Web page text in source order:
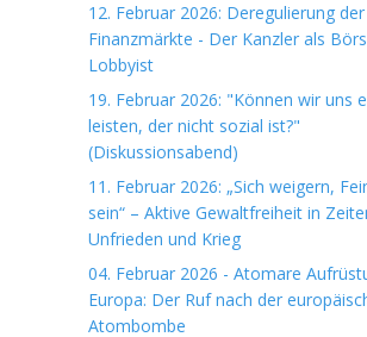
12. Februar 2026: Deregulierung der
Finanzmärkte - Der Kanzler als
Lobbyist
19. Februar 2026: "Können wir uns
leisten, der nicht sozial ist?"
(Diskussionsabend)
11. Februar 2026: „Sich weigern,
sein“ – Aktive Gewaltfreiheit in
Unfrieden und Krieg
04. Februar 2026 - Atomare
Europa: Der Ruf nach der
Atombombe